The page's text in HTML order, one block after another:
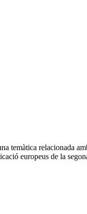
temàtica relacionada
europeus de la